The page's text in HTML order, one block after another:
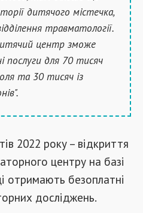
дитячого містечка,
травматології.
центр зможе
послуги для 70 тисяч
та 30 тисяч із
2022 року – відкриття
центру на базі
отримають безоплатні
досліджень.